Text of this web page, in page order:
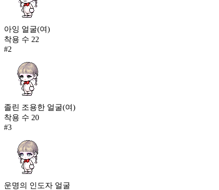
아잉 얼굴(여)
착용 수 22
#2
졸린 조용한 얼굴(여)
착용 수 20
#3
운명의 인도자 얼굴